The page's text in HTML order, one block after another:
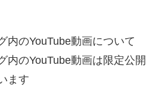
内のYouTube動画について
内のYouTube動画は限定公
ます